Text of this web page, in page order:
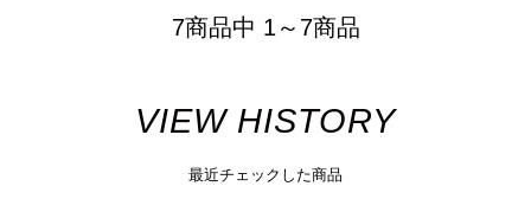
7商品中 1～7商品
VIEW HISTORY
最近チェックした商品